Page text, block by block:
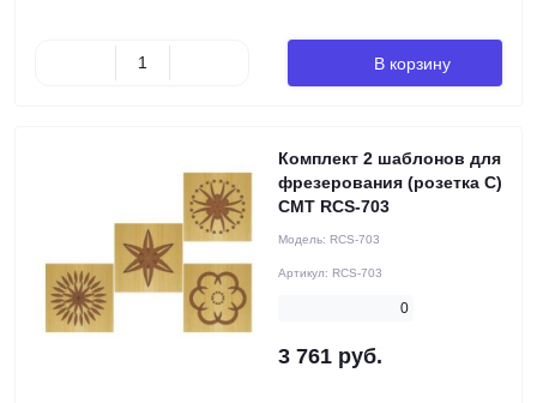
В корзину
Комплект 2 шаблонов для
фрезерования (розетка C)
CMT RCS-703
Модель: RCS-703
Артикул: RCS-703
0
3 761 руб.